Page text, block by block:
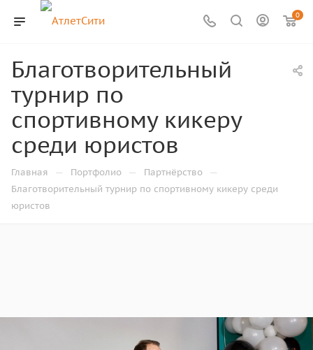
0
Благотворительный
турнир по
спортивному кикеру
среди юристов
Главная — Портфолио — Партнёрство —
Благотворительный турнир по спортивному кикеру среди
юристов